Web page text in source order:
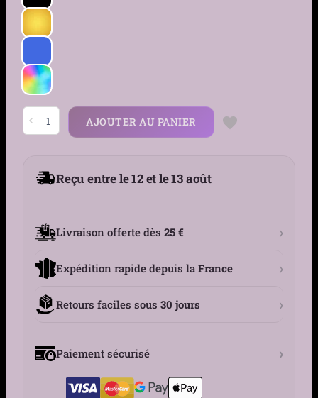
quantité
de
Faux
Double
AJOUTER AU PANIER
Reçu entre le 12 et le 13 août
Livraison offerte dès 25 € ›
Expédition rapide depuis la France ›
Retours faciles sous 30 jours ›
Paiement sécurisé ›